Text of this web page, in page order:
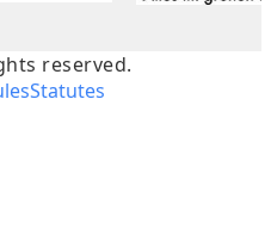
reserved.
Statutes